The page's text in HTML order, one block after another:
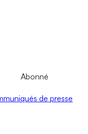
Abonné
de presse